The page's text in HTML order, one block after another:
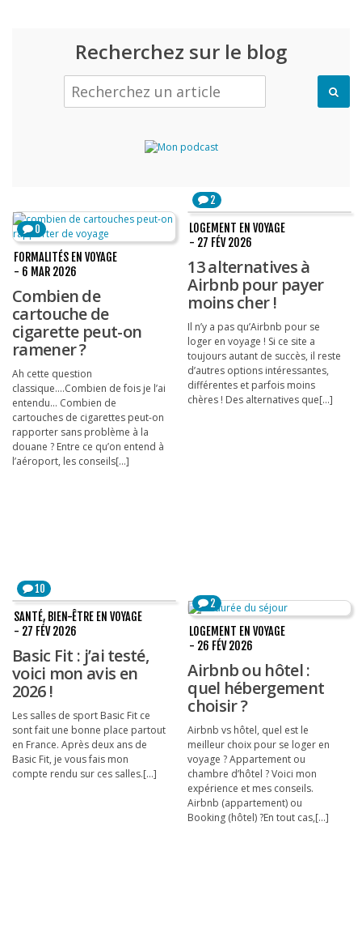
Recherchez sur le blog
0
FORMALITÉS EN VOYAGE
- 6 MAR 2026
Combien de
cartouche de
cigarette peut-on
ramener ?
Ah cette question
classique….Combien de fois je l’ai
entendu… Combien de
cartouches de cigarettes peut-on
rapporter sans problème à la
douane ? Entre ce qu’on entend à
l’aéroport, les conseils[...]
2
LOGEMENT EN VOYAGE
- 27 FÉV 2026
13 alternatives à
Airbnb pour payer
moins cher !
Il n’y a pas qu’Airbnb pour se
loger en voyage ! Si ce site a
toujours autant de succès, il reste
d’autres options intéressantes,
différentes et parfois moins
chères ! Des alternatives que[...]
10
SANTÉ, BIEN-ÊTRE EN VOYAGE
- 27 FÉV 2026
Basic Fit : j’ai testé,
voici mon avis en
2026 !
Les salles de sport Basic Fit ce
sont fait une bonne place partout
en France. Après deux ans de
Basic Fit, je vous fais mon
compte rendu sur ces salles.[...]
2
LOGEMENT EN VOYAGE
- 26 FÉV 2026
Airbnb ou hôtel :
quel hébergement
choisir ?
Airbnb vs hôtel, quel est le
meilleur choix pour se loger en
voyage ? Appartement ou
chambre d’hôtel ? Voici mon
expérience et mes conseils.
Airbnb (appartement) ou
Booking (hôtel) ?En tout cas,[...]